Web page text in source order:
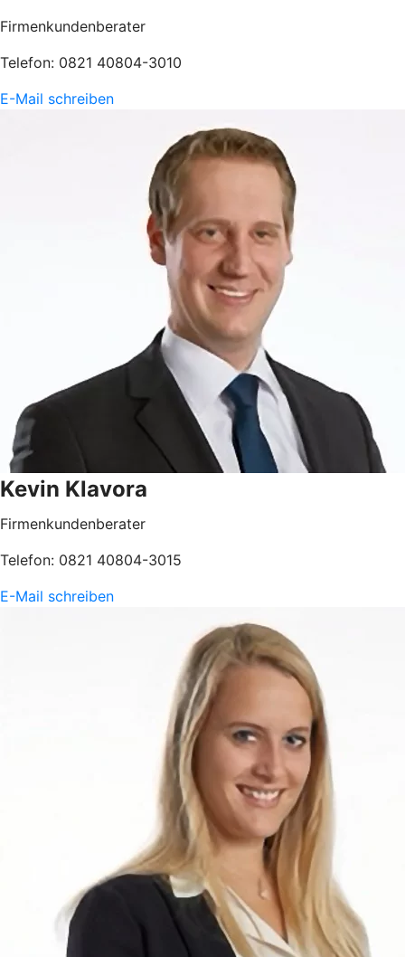
Firmenkundenberater
Telefon: 0821 40804-3010
E-Mail schreiben
Kevin Klavora
Firmenkundenberater
Telefon: 0821 40804-3015
E-Mail schreiben